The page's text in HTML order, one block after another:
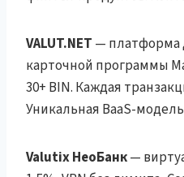
VALUT.NET — платформа
карточной программы
30+ BIN. Каждая
Уникальная BaaS-
Valutix НеоБанк—